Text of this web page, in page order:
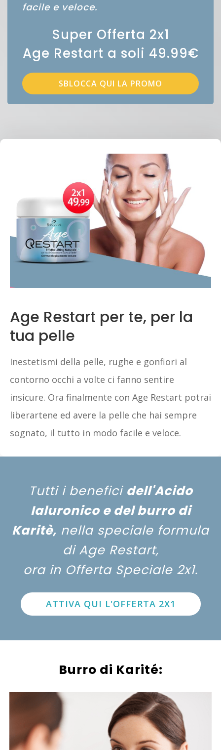
facile e veloce.
Super Offerta 2x1
Age Restart a soli 49.99€
SBLOCCA QUI LA PROMO
Age Restart per te, per la
tua pelle
Inestetismi della pelle, rughe e gonfiori al
contorno occhi a volte ci fanno sentire
insicure. Ora finalmente con Age Restart potrai
liberartene ed avere la pelle che hai sempre
sognato, il tutto in modo facile e veloce.
Tutti i benefici dell'Acido
Ialuronico e del burro di
Karitè, nella speciale formula
di Age Restart,
ora in Offerta Speciale 2x1.
ATTIVA QUI L'OFFERTA 2X1
Burro di Karité: